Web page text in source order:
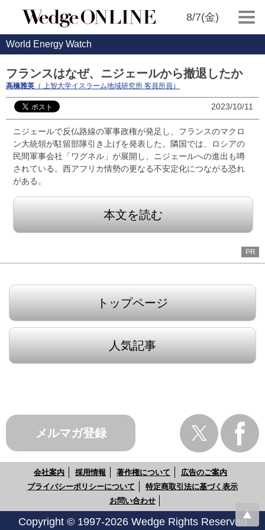
8/7(金)
World Energy Watch
フランスはなぜ、ニジェールから撤退したか
高橋雅英 （ 上智大学イスラーム地域研究所 客員所員）
2023/10/11
ニジェールで反仏路線の軍事政権が発足し、フランスのマクロ
ン大統領が駐留部隊引き上げを発表した。隣国では、ロシアの
民間軍事会社「ワグネル」が展開し、ニジェールへの進出も噂
されている。西アフリカ情勢の更なる不安定化につながる恐れ
がある。
本文を読む
PR
トップページ
人気記事
メルマガ登録
会社案内 採用情報 著作権について
広告のご案内
プライバシーポリシーについて
特定商取引法に基づく表示
お問い合わせ
Copyright © 1997-2026 Wedge Rights Reserved